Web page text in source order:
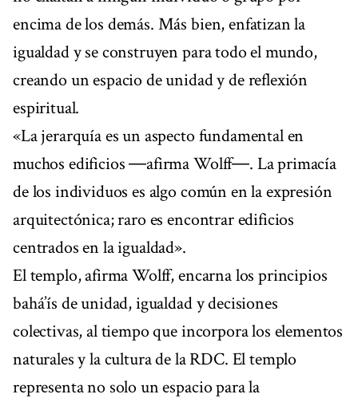
encima de los demás. Más bien, enfatizan la
igualdad y se construyen para todo el mundo,
creando un espacio de unidad y de reflexión
espiritual.
«La jerarquía es un aspecto fundamental en
muchos edificios ―afirma Wolff―. La primacía
de los individuos es algo común en la expresión
arquitectónica; raro es encontrar edificios
centrados en la igualdad».
El templo, afirma Wolff, encarna los principios
bahá’ís de unidad, igualdad y decisiones
colectivas, al tiempo que incorpora los elementos
naturales y la cultura de la RDC. El templo
representa no solo un espacio para la